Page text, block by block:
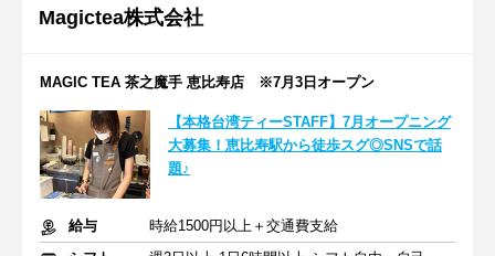
Magictea株式会社
MAGIC TEA 茶之魔手 恵比寿店 ※7月3日オープン
【本格台湾ティーSTAFF】7月オープニング
大募集！恵比寿駅から徒歩スグ◎SNSで話
題♪
給与
時給1500円以上＋交通費支給